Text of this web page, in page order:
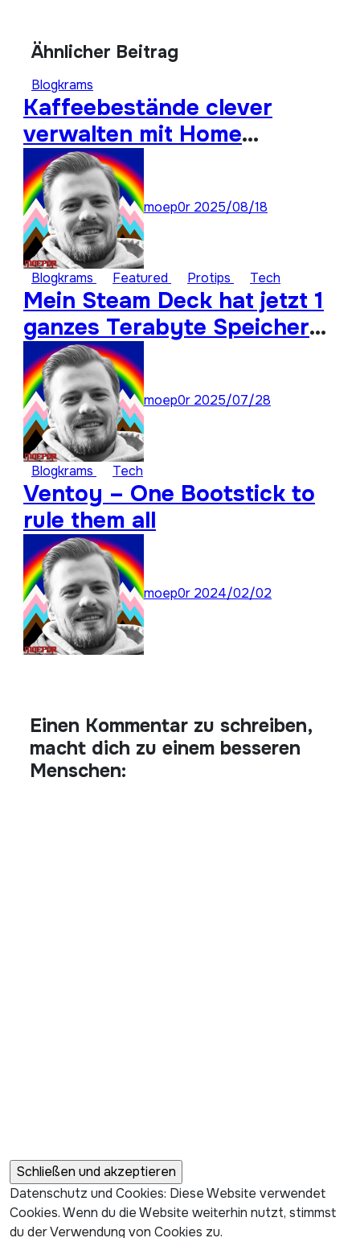
Ähnlicher Beitrag
Blogkrams
Kaffeebestände clever
verwalten mit Home
Assistant
moep0r 2025/08/18
Blogkrams Featured Protips Tech
Mein Steam Deck hat jetzt 1
ganzes Terabyte Speicher
für ungespielte Titel
moep0r 2025/07/28
Blogkrams Tech
Ventoy – One Bootstick to
rule them all
moep0r 2024/02/02
Einen Kommentar zu schreiben,
macht dich zu einem besseren
Menschen:
Datenschutz und Cookies: Diese Website verwendet
Cookies. Wenn du die Website weiterhin nutzt, stimmst
du der Verwendung von Cookies zu.